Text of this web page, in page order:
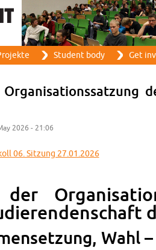
Stu­dent body Get
2026 - 21:06
06. Sitzung 27.01.2026
der
Wahl